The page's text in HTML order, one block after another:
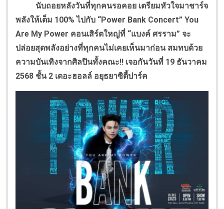
นับถอยหลังวันที่ทุกคนรอคอย เตรียมหัวใจมาชาร์จ
พลังให้เต็ม 100% ไปกับ “Power Bank Concert” You
Are My Power คอนเสิร์ตใหญ่ที่ “แบงค์ ศรราม” จะ
ปล่อยสุดพลังอย่างที่ทุกคนไม่เคยเห็นมาก่อน สมทบด้วย
ความบันเทิงจากศิลปินทั้งคณะ!! เจอกันวันที่ 19 ธันวาคม
2568 ชั้น 2 เดอะฮอลล์ อยุธยาซิตี้ปาร์ค